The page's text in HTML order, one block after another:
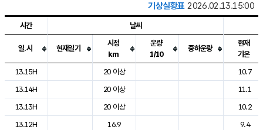
기상실황표 2026.02.13.15:00
도시별 기상실황표로 지점, 날씨, 기온, 강수, 바람, 기압등을 안내한 표입
시간 날씨
일.시 현재일기
시정
km
운량
1/10
중하운량
현재
기온
13.15H
20 이상
10.7
13.14H
20 이상
11.1
13.13H
20 이상
10.2
13.12H
16.9
9.4